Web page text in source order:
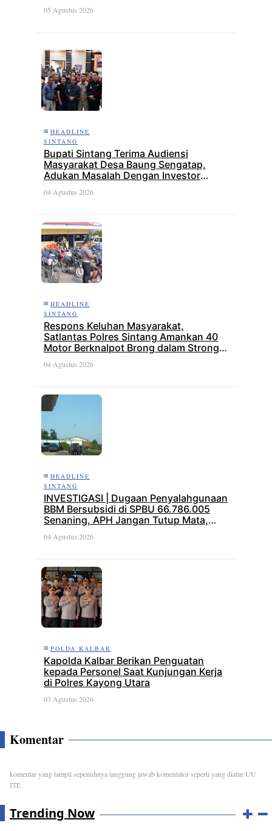
05 Agustus 2026
HEADLINE
SINTANG
Bupati Sintang Terima Audiensi
Masyarakat Desa Baung Sengatap,
Adukan Masalah Dengan Investor
04 Agustus 2026
HEADLINE
SINTANG
Respons Keluhan Masyarakat,
Satlantas Polres Sintang Amankan 40
Motor Berknalpot Brong dalam Strong
04 Agustus 2026
HEADLINE
SINTANG
INVESTIGASI | Dugaan Penyalahgunaan
BBM Bersubsidi di SPBU 66.786.005
Senaning, APH Jangan Tutup Mata,
Sanksi Tegas
04 Agustus 2026
POLDA KALBAR
Kapolda Kalbar Berikan Penguatan
kepada Personel Saat Kunjungan Kerja
di Polres Kayong Utara
03 Agustus 2026
Komentar
komentar yang tampil sepenuhnya tanggung jawab komentator seperti yang diatur UU
ITE
Trending Now